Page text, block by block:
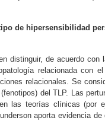
de hipersensibilidad
distinguir, de acuerdo con
relacionada con
relacionales. Se
del TLP. Las
las teorías clínicas (por
aporta evidencia